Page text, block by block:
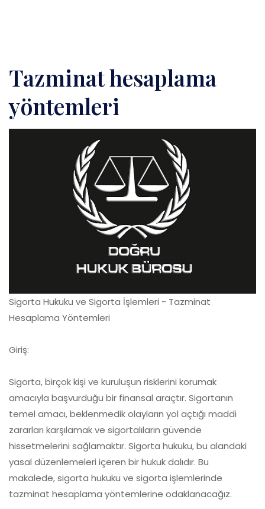
Tazminat hesaplama
yöntemleri
Sigorta Hukuku ve Sigorta İşlemleri - Tazminat
Hesaplama Yöntemleri
Giriş:
Sigorta, birçok kişi ve kuruluşun risklerini korumak
amacıyla başvurduğu bir finansal araçtır. Sigortanın
temel amacı, beklenmedik olayların yol açtığı maddi
zararları karşılamak ve sigortalıların güvende
hissetmelerini sağlamaktır. Sigorta hukuku, bu alandaki
yasal düzenlemeleri içeren bir hukuk dalıdır. Bu
makalede, sigorta hukuku ve sigorta işlemlerinde
tazminat hesaplama yöntemlerine odaklanacağız.